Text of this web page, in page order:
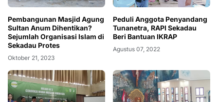
Pembangunan Masjid Agung
Sultan Anum Dihentikan?
Sejumlah Organisasi IsIam di
Sekadau Protes
Oktober 21, 2023
Peduli Anggota Penyandang
Tunanetra, RAPI Sekadau
Beri Bantuan IKRAP
Agustus 07, 2022